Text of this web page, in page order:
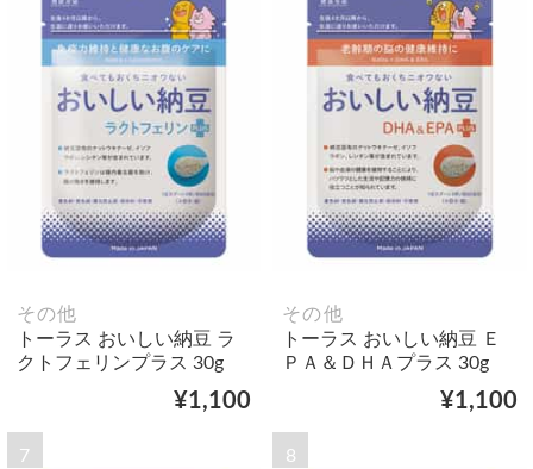
その他
トーラス おいしい納豆 ラ
クトフェリンプラス 30g
¥1,100
その他
トーラス おいしい納豆 Ｅ
ＰＡ＆ＤＨＡプラス 30g
¥1,100
7 8